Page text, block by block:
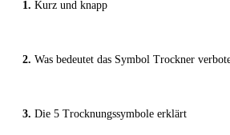
Kurz und knapp
Was bedeutet das Symbol Trockner
Die 5 Trocknungssymbole erklärt